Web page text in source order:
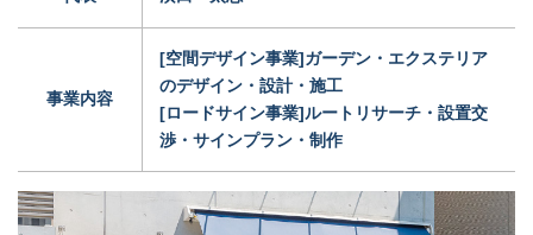
事業内容
[空間デザイン事業]ガーデン・エクステリア
のデザイン・設計・施工
[ロードサイン事業]ルートリサーチ・設置交
渉・サインプラン・制作